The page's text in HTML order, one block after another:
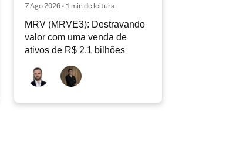
7 Ago 2026 • 1 min de leitura
MRV (MRVE3): Destravando
valor com uma venda de
ativos de R$ 2,1 bilhões